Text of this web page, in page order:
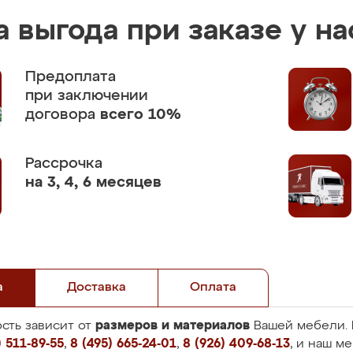
выгода при заказе у
Предоплата
при заключении
договора всего 10%
Рассрочка
на 3, 4, 6 месяцев
Доставка Оплата
зависит от размеров и материалов Вашей мебели.
89-55, 8 (495) 665-24-01, 8 (926) 409-68-13, и наш